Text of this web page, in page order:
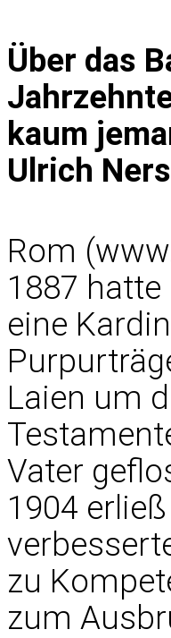
Über das
kaum
Ulrich
Rom
1887
eine
Laien um
Vater
1904
zu
zum